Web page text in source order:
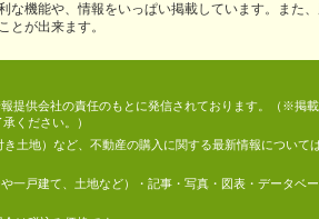
な機能や、情報をいっぱい掲載しています。また
とが出来ます。
提供会社の責任のもとに発信されております。（※掲
ください。）
土地）など、不動産の購入に関する最新情報につい
一戸建て、土地など）・記事・写真・図表・データベ